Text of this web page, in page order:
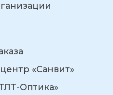
«Санвит»
Оптика»